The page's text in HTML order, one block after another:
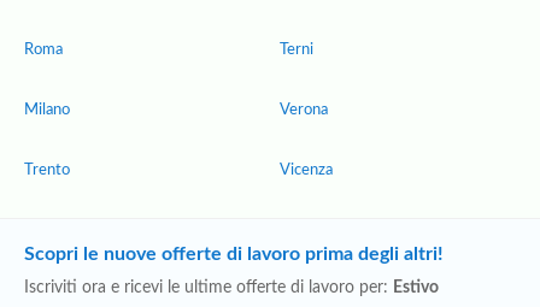
Roma
Milano
Trento
Terni
Verona
Vicenza
Scopri le nuove offerte di lavoro prima degli altri!
Iscriviti ora e ricevi le ultime offerte di lavoro per: Estivo